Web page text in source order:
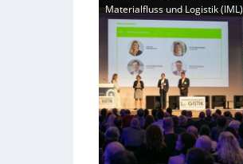
Materialfluss und Logistik (IML)